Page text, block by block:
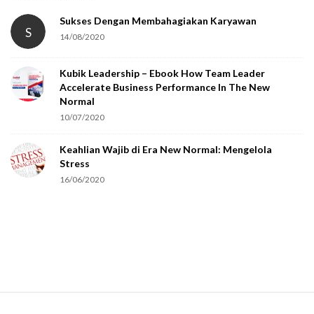
S
Sukses Dengan Membahagiakan Karyawan
14/08/2020
Kubik Leadership – Ebook How Team Leader
Accelerate Business Performance In The New
Normal
10/07/2020
Keahlian Wajib di Era New Normal: Mengelola
Stress
16/06/2020